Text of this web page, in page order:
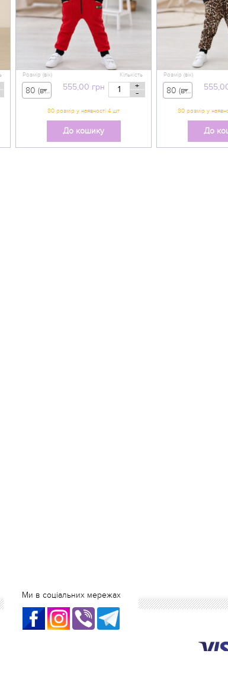
555,00 грн
Розмір (вік)
80 (вік 9-12 міс) - 555,00 грн
Кількість
+
-
До кошику
Розмір (вік)
80 (вік 9-12 міс) - 555,00 грн
До
Ми в соціальних мережах